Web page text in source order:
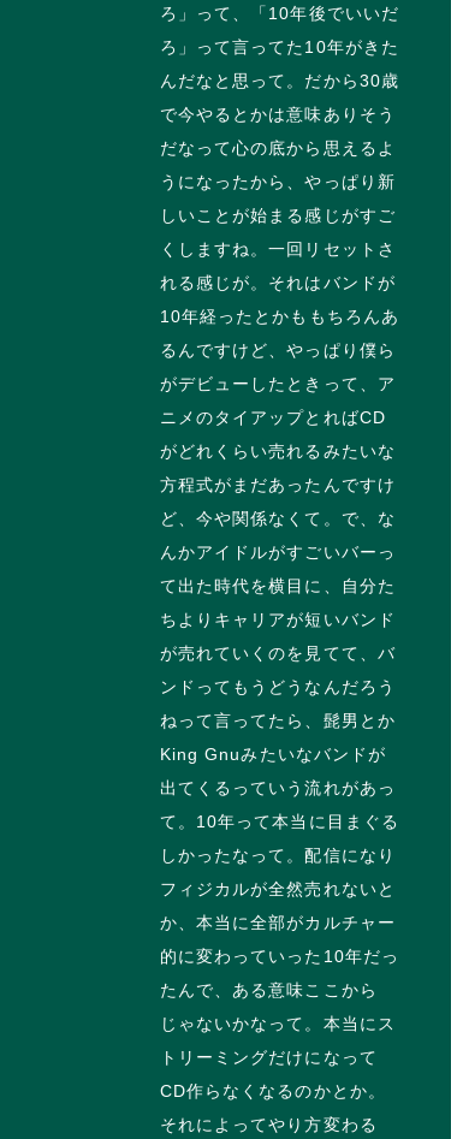
ろ」って、「10年後でいいだ
ろ」って言ってた10年がきた
んだなと思って。だから30歳
で今やるとかは意味ありそう
だなって心の底から思えるよ
うになったから、やっぱり新
しいことが始まる感じがすご
くしますね。一回リセットさ
れる感じが。それはバンドが
10年経ったとかももちろんあ
るんですけど、やっぱり僕ら
がデビューしたときって、ア
ニメのタイアップとればCD
がどれくらい売れるみたいな
方程式がまだあったんですけ
ど、今や関係なくて。で、な
んかアイドルがすごいバーっ
て出た時代を横目に、自分た
ちよりキャリアが短いバンド
が売れていくのを見てて、バ
ンドってもうどうなんだろう
ねって言ってたら、髭男とか
King Gnuみたいなバンドが
出てくるっていう流れがあっ
て。10年って本当に目まぐる
しかったなって。配信になり
フィジカルが全然売れないと
か、本当に全部がカルチャー
的に変わっていった10年だっ
たんで、ある意味ここから
じゃないかなって。本当にス
トリーミングだけになって
CD作らなくなるのかとか。
それによってやり方変わる